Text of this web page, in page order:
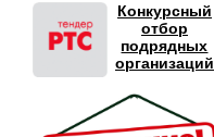
Конкурсный
отбор
подрядных
организаций